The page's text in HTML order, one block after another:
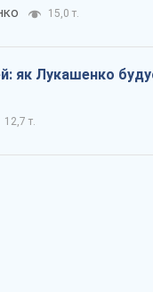
15,0 т.
як Лукашенко
12,7 т.